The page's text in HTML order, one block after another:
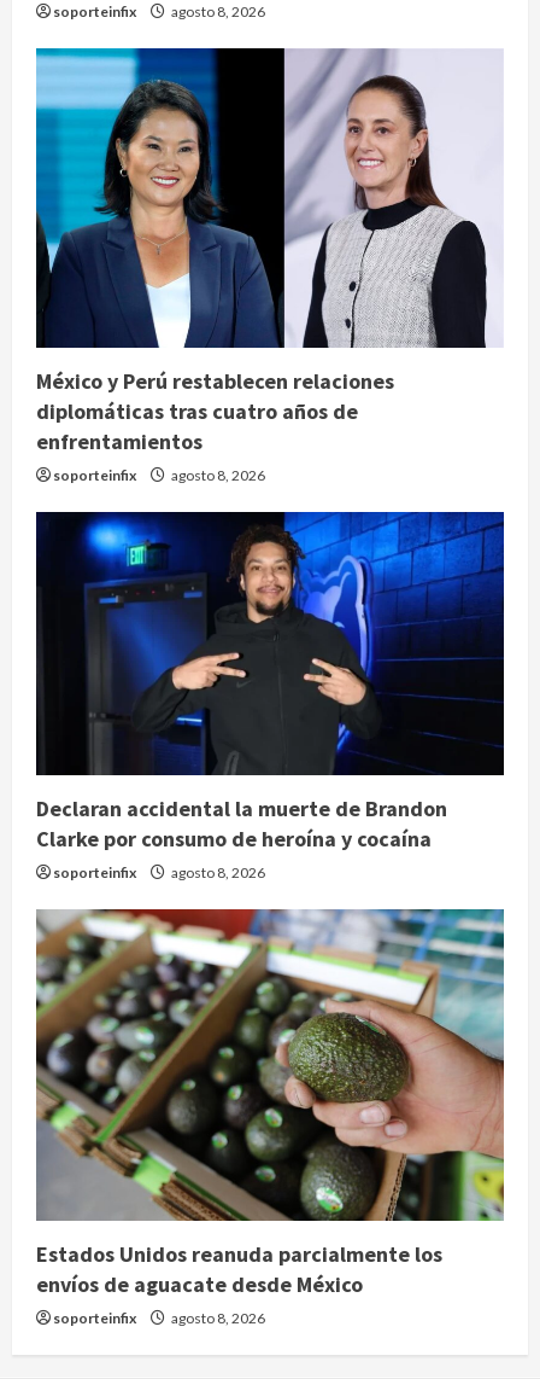
soporteinfix agosto 8, 2026
México y Perú restablecen relaciones
diplomáticas tras cuatro años de
enfrentamientos
soporteinfix agosto 8, 2026
Declaran accidental la muerte de Brandon
Clarke por consumo de heroína y cocaína
soporteinfix agosto 8, 2026
Estados Unidos reanuda parcialmente los
envíos de aguacate desde México
soporteinfix agosto 8, 2026